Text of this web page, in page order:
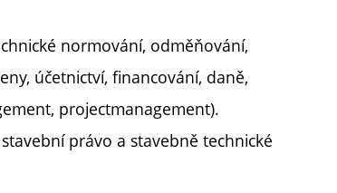
normování, odměňování,
účetnictví, financování, daně,
projectmanagement).
právo a stavebně technické